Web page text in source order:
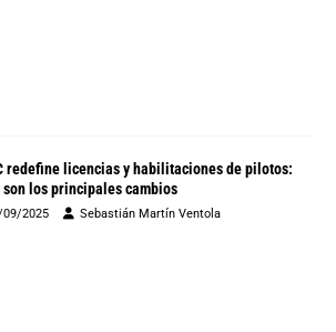
redefine licencias y habilitaciones de pilotos:
son los principales cambios
09/2025 Sebastián Martín Ventola